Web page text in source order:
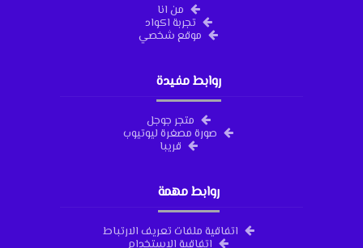
من انا
تجربة اكواد
موقع شخصي
روابط مفيدة
متجر جوجل
صورة مصغرة ليوتيوب
قريبا
روابط مهمة
اتفاقية ملفات تعريف الارتباط
اتفاقية الاستخدام